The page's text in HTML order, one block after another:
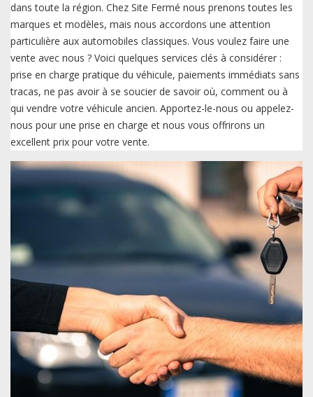
dans toute la région. Chez Site Fermé nous prenons toutes les
marques et modèles, mais nous accordons une attention
particulière aux automobiles classiques. Vous voulez faire une
vente avec nous ? Voici quelques services clés à considérer :
prise en charge pratique du véhicule, paiements immédiats sans
tracas, ne pas avoir à se soucier de savoir où, comment ou à
qui vendre votre véhicule ancien. Apportez-le-nous ou appelez-
nous pour une prise en charge et nous vous offrirons un
excellent prix pour votre vente.